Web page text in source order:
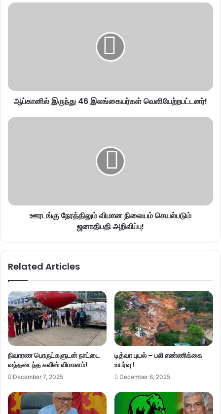
ஆப்கானில் இருந்து 46 இலங்கையர்கள் வெளியேற்றபட்டனர்!
ஊரடங்கு நேரத்திலும் விமான நிலையம் செயல்படும்
ஜனாதிபதி அறிவிப்பு!
Related Articles
நிவாரண பொருட்களுடன் நாட்டை
வந்தடைந்த சுவிஸ் விமானம்!
December 7, 2025
டித்வா புயல் – பலி எண்ணிக்கை
உயர்வு !
December 6, 2025